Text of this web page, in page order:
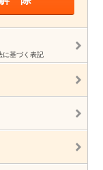
に基づく表記